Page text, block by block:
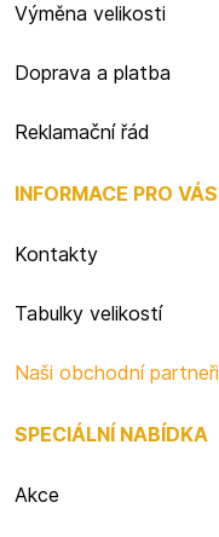
Výměna velikosti
Doprava a platba
Reklamační řád
INFORMACE PRO VÁS
Kontakty
Tabulky velikostí
Naši obchodní partneři
SPECIÁLNÍ NABÍDKA
Akce